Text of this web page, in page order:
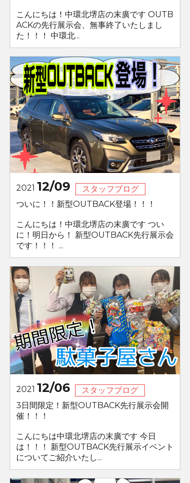
こんにちは！中環北堺店の末廣です OUTB
ACKの先行展示会、無事終了いたしまし
た！！！ 中環北...
2021 12/09
スタッフブログ
ついに！！新型OUTBACK登場！！！
こんにちは！中環北堺店の末廣です つい
に！明日から！ 新型OUTBACK先行展示会
です！！！ ...
2021 12/06
スタッフブログ
3日間限定！新型OUTBACK先行展示会開
催！！！
こんにちは中環北堺店の末廣です 今日
は！！！ 新型OUTBACK先行展示イベント
についてご紹介いたし...